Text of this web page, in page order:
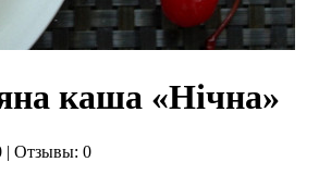
каша «Нічна»
| Отзывы: 0